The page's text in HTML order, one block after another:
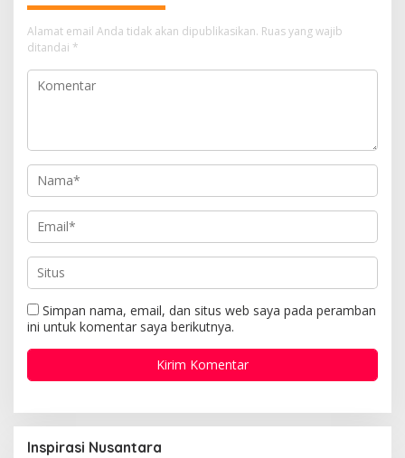
Alamat email Anda tidak akan dipublikasikan. Ruas yang wajib
ditandai *
Simpan nama, email, dan situs web saya pada peramban
ini untuk komentar saya berikutnya.
Inspirasi Nusantara